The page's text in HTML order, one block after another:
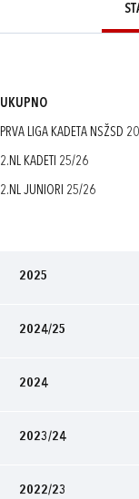
UKUPNO
PRVA LIGA KADETA NSŽSD
2.NL KADETI 25/26
2.NL JUNIORI 25/26
2025
2024/25
2024
2023/24
2022/23